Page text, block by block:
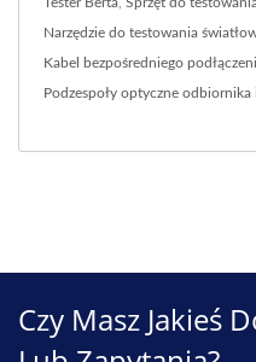
Tester Berta, Sprzęt do
Narzędzie do testowania
Kabel bezpośredniego
Podzespoły optyczne odbiornika
Czy Masz Jakieś